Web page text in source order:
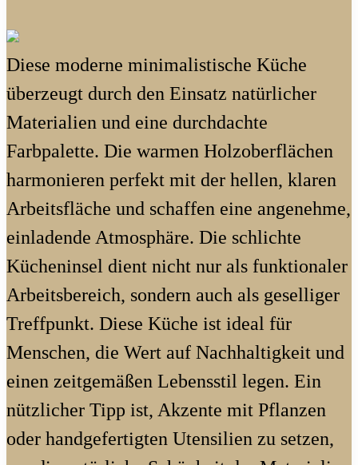
Diese moderne minimalistische Küche
überzeugt durch den Einsatz natürlicher
Materialien und eine durchdachte
Farbpalette. Die warmen Holzoberflächen
harmonieren perfekt mit der hellen, klaren
Arbeitsfläche und schaffen eine angenehme,
einladende Atmosphäre. Die schlichte
Kücheninsel dient nicht nur als funktionaler
Arbeitsbereich, sondern auch als geselliger
Treffpunkt. Diese Küche ist ideal für
Menschen, die Wert auf Nachhaltigkeit und
einen zeitgemäßen Lebensstil legen. Ein
nützlicher Tipp ist, Akzente mit Pflanzen
oder handgefertigten Utensilien zu setzen,